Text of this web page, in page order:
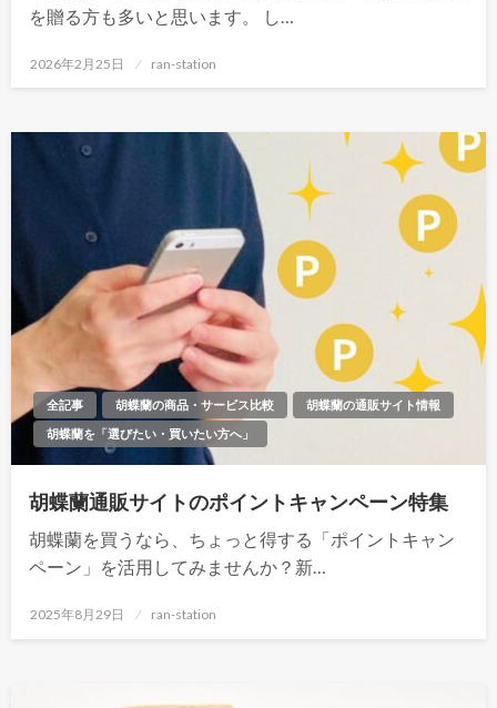
を贈る方も多いと思います。 し…
投
日:
2026年2月25日 ran-station
全記事 胡蝶蘭の商品・サービス比較
胡蝶蘭の通販サイト情報
胡蝶蘭を「選びたい・買いたい方へ」
胡蝶蘭通販サイトのポイントキャンペーン特集
胡蝶蘭を買うなら、ちょっと得する「ポイントキャン
ペーン」を活用してみませんか？新…
投
日:
2025年8月29日 ran-station